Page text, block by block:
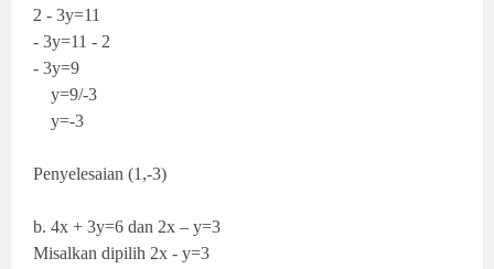
2 - 3y=11
- 3y=11 - 2
- 3y=9
y=9/-3
y=-3
Penyelesaian (1,-3)
b. 4x + 3y=6 dan 2x – y=3
Misalkan dipilih 2x - y=3